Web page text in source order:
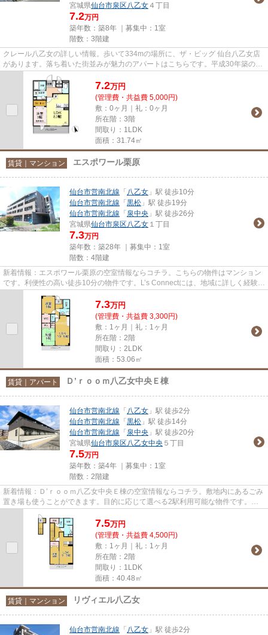
宮城県仙台市泉区八乙女 ４丁目
7.2万円
築年数：築8年 ｜募集中： 1室
階数：3階建
クレール八乙女の詳しい情報。歩いて334mの場所に、ザ・ビッグ 仙台八乙女店
があります。落ち着いた街並みが魅力のアパートはこちらです。平成30年築の物
件となっており、きれいな室内...
7.2万円
(管理費・共益費 5,000円)
敷：0ヶ月｜礼：0ヶ月
所在階：3階
間取り：1LDK
面積：31.74㎡
賃貸｜マンション エスポワール栗原
仙台市営南北線 「 八乙女 」駅 徒歩10分
仙台市営南北線 「 黒松 」駅 徒歩19分
仙台市営南北線 「 泉中央 」駅 徒歩26分
宮城県仙台市泉区八乙女 １丁目
7.3万円
築年数：築28年 ｜募集中： 1室
階数：4階建
新着情報：エスポワール栗原の空室情報ならコチラ。こちらの物件はマンション
です。利便性の高い徒歩10分の物件です。L’s Connectには、地域に詳しく経験豊
7.3万円
(管理費・共益費 3,300円)
敷：1ヶ月｜礼：1ヶ月
所在階：2階
間取り：2LDK
面積：53.06㎡
賃貸｜アパート Ｄ’ｒｏｏｍ八乙女中央Ｅ棟
仙台市営南北線 「 八乙女 」駅 徒歩2分
仙台市営南北線 「 黒松 」駅 徒歩14分
仙台市営南北線 「 泉中央 」駅 徒歩20分
宮城県仙台市泉区八乙女中央 ５丁目
7.5万円
築年数：築4年 ｜募集中： 1室
階数：2階建
新着情報：Ｄ’ｒｏｏｍ八乙女中央Ｅ棟の空室情報ならコチラ。敷地内にあるごみ
置き場も使うことができます。目的に応じて選べる2駅利用可能な物件です。築
7.5万円
(管理費・共益費 4,500円)
敷：1ヶ月｜礼：1ヶ月
所在階：2階
間取り：1LDK
面積：40.48㎡
賃貸｜マンション リヴィエル八乙女
仙台市営南北線 「 八乙女 」駅 徒歩2分